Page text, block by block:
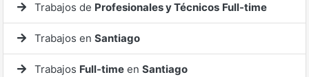
Trabajos de Profesionales y Técnicos Full-time
Trabajos en Santiago
Trabajos Full-time en Santiago